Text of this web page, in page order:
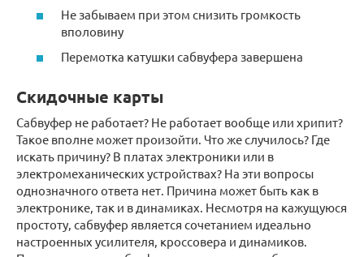
Не забываем при этом снизить громкость
вполовину
Перемотка катушки сабвуфера завершена
Скидочные карты
Сабвуфер не работает? Не работает вообще или хрипит?
Такое вполне может произойти. Что же случилось? Где
искать причину? В платах электроники или в
электромеханических устройствах? На эти вопросы
однозначного ответа нет. Причина может быть как в
электронике, так и в динамиках. Несмотря на кажущуюся
простоту, сабвуфер является сочетанием идеально
настроенных усилителя, кроссовера и динамиков.